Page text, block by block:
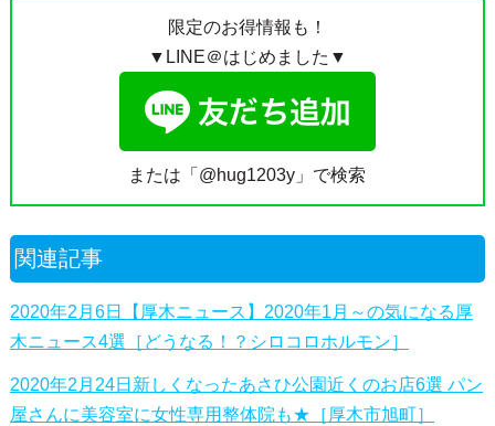
限定のお得情報も！
▼LINE＠はじめました▼
または「@hug1203y」で検索
関連記事
2020年2月6日【厚木ニュース】2020年1月～の気になる厚
木ニュース4選［どうなる！？シロコロホルモン］
2020年2月24日新しくなったあさひ公園近くのお店6選 パン
屋さんに美容室に女性専用整体院も★［厚木市旭町］